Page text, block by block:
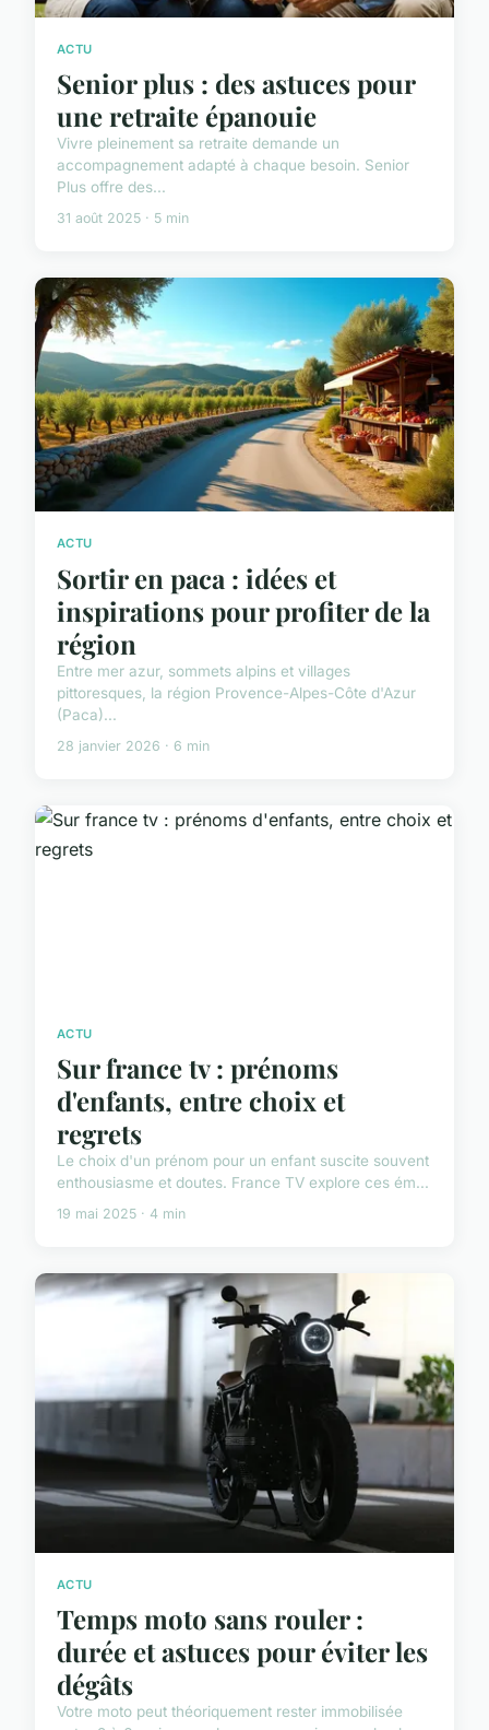
ACTU
Senior plus : des astuces pour
une retraite épanouie
Vivre pleinement sa retraite demande un
accompagnement adapté à chaque besoin. Senior
Plus offre des...
31 août 2025 · 5 min
ACTU
Sortir en paca : idées et
inspirations pour profiter de la
région
Entre mer azur, sommets alpins et villages
pittoresques, la région Provence-Alpes-Côte d'Azur
(Paca)...
28 janvier 2026 · 6 min
ACTU
Sur france tv : prénoms
d'enfants, entre choix et
regrets
Le choix d'un prénom pour un enfant suscite souvent
enthousiasme et doutes. France TV explore ces ém...
19 mai 2025 · 4 min
ACTU
Temps moto sans rouler :
durée et astuces pour éviter les
dégâts
Votre moto peut théoriquement rester immobilisée